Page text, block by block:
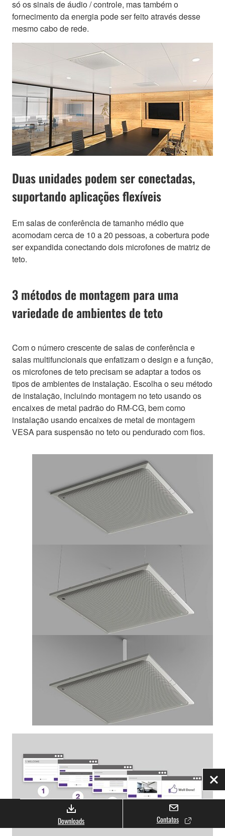
só os sinais de áudio / controle, mas também o
fornecimento da energia pode ser feito através desse
mesmo cabo de rede.
Duas unidades podem ser conectadas,
suportando aplicações flexíveis
Em salas de conferência de tamanho médio que
acomodam cerca de 10 a 20 pessoas, a cobertura pode
ser expandida conectando dois microfones de matriz de
teto.
3 métodos de montagem para uma
variedade de ambientes de teto
Com o número crescente de salas de conferência e
salas multifuncionais que enfatizam o design e a função,
os microfones de teto precisam se adaptar a todos os
tipos de ambientes de instalação. Escolha o seu método
de instalação, incluindo montagem no teto usando os
encaixes de metal padrão do RM-CG, bem como
instalação usando encaixes de metal de montagem
VESA para suspensão no teto ou pendurado com fios.
Downloads Contatos